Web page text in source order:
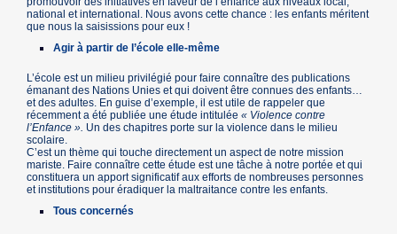
national et international. Nous avons cette chance : les enfants méritent
que nous la saisissions pour eux !
Agir à partir de l’école elle-même
L’école est un milieu privilégié pour faire connaître des publications
émanant des Nations Unies et qui doivent être connues des enfants…
et des adultes. En guise d’exemple, il est utile de rappeler que
récemment a été publiée une étude intitulée« Violence contre
l’Enfance ». Un des chapitres porte sur la violence dans le milieu
scolaire.
C’est un thème qui touche directement un aspect de notre mission
mariste. Faire connaître cette étude est une tâche à notre portée et qui
constituera un apport significatif aux efforts de nombreuses personnes
et institutions pour éradiquer la maltraitance contre les enfants.
Tous concernés